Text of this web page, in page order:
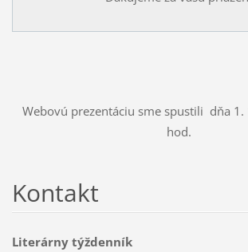
Webovú prezentáciu sme spustili dňa
hod.
Kontakt
Literárny týždenník